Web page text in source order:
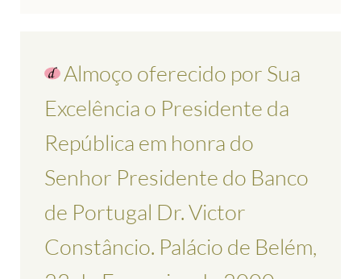
Almoço oferecido por Sua
Excelência o Presidente da
República em honra do
Senhor Presidente do Banco
de Portugal Dr. Victor
Constâncio. Palácio de Belém,